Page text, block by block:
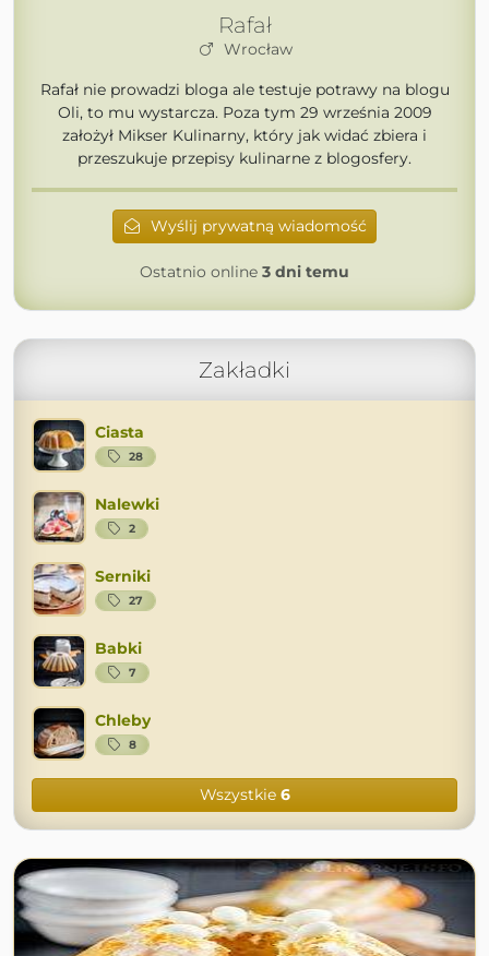
Rafał
Wrocław
Rafał nie prowadzi bloga ale testuje potrawy na blogu
Oli, to mu wystarcza. Poza tym 29 września 2009
założył Mikser Kulinarny, który jak widać zbiera i
przeszukuje przepisy kulinarne z blogosfery.
Wyślij prywatną wiadomość
Ostatnio online 3 dni temu
Zakładki
Ciasta
28
Nalewki
2
Serniki
27
Babki
7
Chleby
8
Wszystkie 6